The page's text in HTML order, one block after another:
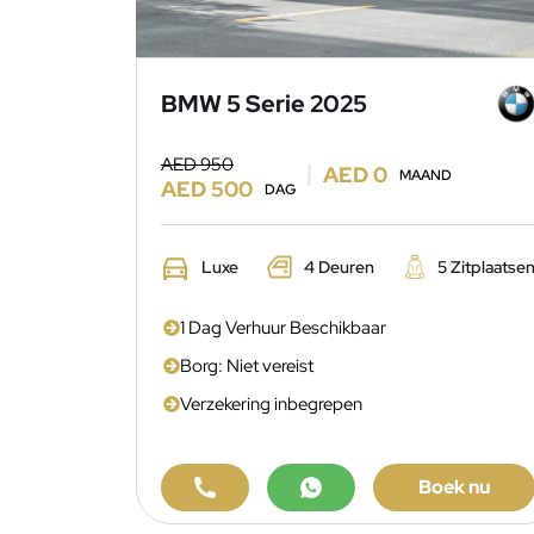
BMW 5 Serie 2025
AED 950
AED 500 DAG
AED 0 MAAND
Luxe 4 Deuren 5 Zitplaatsen
1 Dag Verhuur Beschikbaar
Borg: Niet vereist
Verzekering inbegrepen
Boek nu